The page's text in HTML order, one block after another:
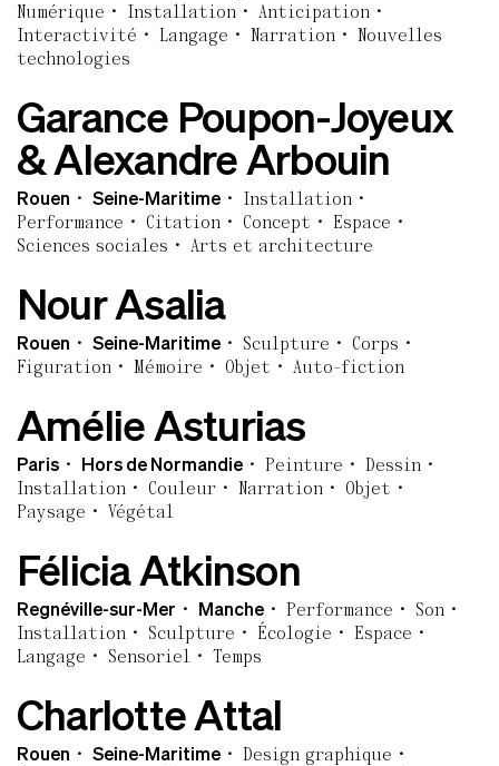
Numérique
Installation
Anticipation
Interactivité
Langage Narration
Nouvelles
technologies
Garance Poupon-Joyeux
& Alexandre Arbouin
Rouen Seine-Maritime
Installation
Performance
Citation Concept
Espace
Sciences sociales
Arts et architecture
Nour Asalia
Rouen Seine-Maritime Sculpture
Corps
Figuration
Mémoire Objet Auto-fiction
Amélie Asturias
Paris Hors de Normandie Peinture
Dessin
Installation
Couleur Narration
Objet
Paysage
Végétal
Félicia Atkinson
Regnéville-sur-Mer Manche Performance
Son
Installation
Sculpture Écologie
Espace
Langage
Sensoriel Temps
Charlotte Attal
Rouen Seine-Maritime
Design graphique